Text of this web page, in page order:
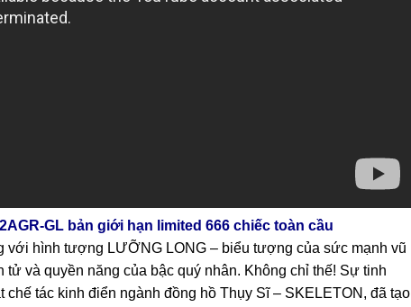
GL bản giới hạn limited 666 chiếc toàn cầu
với hình tượng LƯỠNG LONG – biểu tượng của sức mạnh vũ
và quyền năng của bậc quý nhân. Không chỉ thế! Sự tinh
tác kinh điển ngành đồng hồ Thụy Sĩ – SKELETON, đã tạo